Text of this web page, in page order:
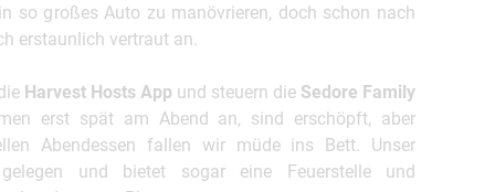
so großes Auto zu manövrieren, doch schon nach
erstaunlich vertraut an.
Harvest Hosts App und steuern die Sedore Family
erst spät am Abend an, sind erschöpft, aber
Abendessen fallen wir müde ins Bett. Unser
und bietet sogar eine Feuerstelle und